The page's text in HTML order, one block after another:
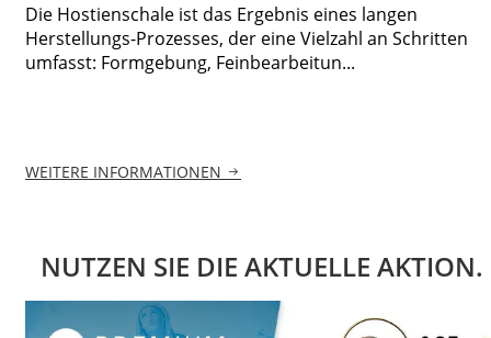
Die Hostienschale ist das Ergebnis eines langen
Herstellungs-Prozesses, der eine Vielzahl an Schritten
umfasst: Formgebung, Feinbearbeitun...
WEITERE INFORMATIONEN
NUTZEN SIE DIE AKTUELLE AKTION.